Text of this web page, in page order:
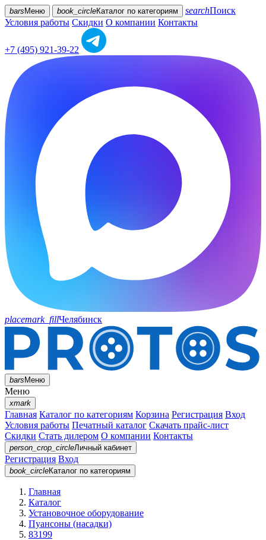
bars Меню book_circleКаталог по категориям searchПоиск
Условия работы Скидки О компании Контакты
+7 (495) 921-39-22
placemark_fillЧелябинск
barsМеню
Меню
xmark
Главная Каталог по категориям Корзина Регистрация Вход
Условия работы Печатный каталог Скачать прайс-лист
Скидки Стать дилером О компании Контакты
person_crop_circleЛичный кабинет
Регистрация Вход
book_circleКаталог по категориям
Главная
Каталог
Установочное оборудование
Пуансоны (насадки)
83199